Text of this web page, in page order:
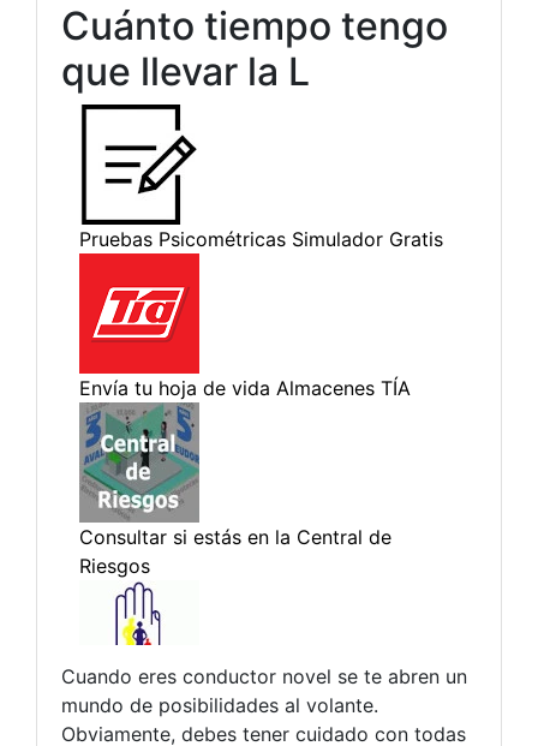
Cuánto tiempo tengo
que llevar la L
Cuando eres conductor novel se te abren un
mundo de posibilidades al volante.
Obviamente, debes tener cuidado con todas